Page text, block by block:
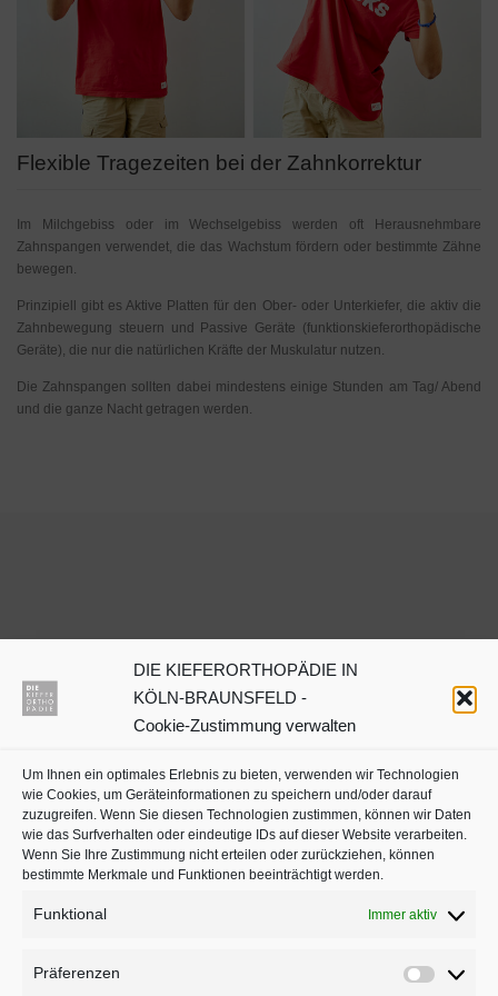
DIE KIEFERORTHOPÄDIE IN
KÖLN-BRAUNSFELD -
Cookie-Zustimmung verwalten
Um Ihnen ein optimales Erlebnis zu bieten, verwenden wir Technologien
wie Cookies, um Geräteinformationen zu speichern und/oder darauf
zuzugreifen. Wenn Sie diesen Technologien zustimmen, können wir Daten
wie das Surfverhalten oder eindeutige IDs auf dieser Website verarbeiten.
Wenn Sie Ihre Zustimmung nicht erteilen oder zurückziehen, können
bestimmte Merkmale und Funktionen beeinträchtigt werden.
Funktional Immer aktiv
Präferenzen
Flexible Tragezeiten bei der Zahnkorrektur
Im Milchgebiss oder im Wechselgebiss werden oft Herausnehmbare
Zahnspangen verwendet, die das Wachstum fördern oder bestimmte Zähne
bewegen.
Prinzipiell gibt es Aktive Platten für den Ober- oder Unterkiefer, die aktiv die
Zahnbewegung steuern und Passive Geräte (funktionskieferorthopädische
Geräte), die nur die natürlichen Kräfte der Muskulatur nutzen.
Die Zahnspangen sollten dabei mindestens einige Stunden am Tag/ Abend
und die ganze Nacht getragen werden.
Dr. Julia Neuschulz
Kieferorthopäden oder
in Köln aufjameda